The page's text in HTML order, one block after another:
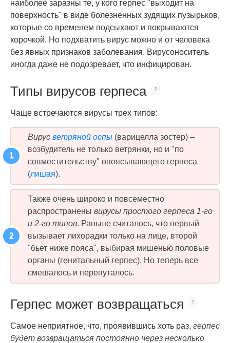
наиболее заразны те, у кого герпес "выходит на
поверхность" в виде болезненных зудящих пузырьков,
которые со временем подсыхают и покрываются
корочкой. Но подхватить вирус можно и от человека
без явных признаков заболевания. Вирусоноситель
иногда даже не подозревает, что инфицирован.
Типы вирусов герпеса
Чаще встречаются вирусы трех типов:
Вирус ветряной оспы (варицелла зостер) –
возбудитель не только ветрянки, но и "по
совместительству" опоясывающего герпеса
(лишая).
Также очень широко и повсеместно
распространены вирусы простого герпеса 1-го
и 2-го типов. Раньше считалось, что первый
вызывает лихорадки только на лице, второй
"бьет ниже пояса", выбирая мишенью половые
органы (генитальный герпес). Но теперь все
смешалось и перепуталось.
Герпес может возвращаться
Самое неприятное, что, проявившись хоть раз, герпес
будет возвращаться постоянно через несколько